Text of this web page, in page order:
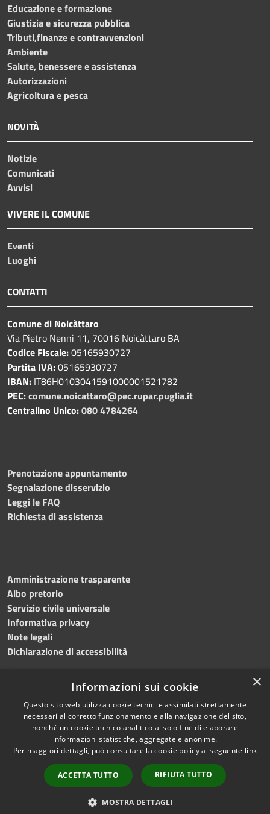
Educazione e formazione
Giustizia e sicurezza pubblica
Tributi,finanze e contravvenzioni
Ambiente
Salute, benessere e assistenza
Autorizzazioni
Agricoltura e pesca
NOVITÀ
Notizie
Comunicati
Avvisi
VIVERE IL COMUNE
Eventi
Luoghi
CONTATTI
Comune di Noicàttaro
Via Pietro Nenni 11, 70016 Noicàttaro BA
Codice Fiscale:05165930727
Partita IVA:05165930727
IBAN: IT86H0103041591000001521782
PEC:comune.noicattaro@pec.rupar.puglia.it
Centralino Unico:080 4784264
Prenotazione appuntamento
Segnalazione disservizio
Leggi le FAQ
Richiesta di assistenza
Amministrazione trasparente
Albo pretorio
Servizio civile universale
Informativa privacy
Note legali
Dichiarazione di accessibilità
RSS
Accessibilità
Cookie
Mappa del sito
Difensore civico
Copyright © 2023 •
Comune di Noicàttaro
Powered byMunicipium
Redazione•Portale
dipendente
WebMail Dipendenti
×
Informazioni sui cookie
Questo sito web utilizza cookie tecnici e assimilati strettamente
necessari al corretto funzionamento e alla navigazione del sito,
nonché un cookie tecnico analitico al solo fine di elaborare
informazioni statistiche, aggregate e anonime.
Per maggiori dettagli, può consultare la cookie policy al seguente link
ACCETTA TUTTO RIFIUTA TUTTO
MOSTRA DETTAGLI